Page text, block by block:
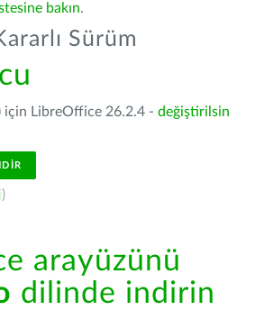
bakın.
Sürüm
için LibreOffice 26.2.4 - değiştirilsin
)
arayüzünü
dilinde indirin